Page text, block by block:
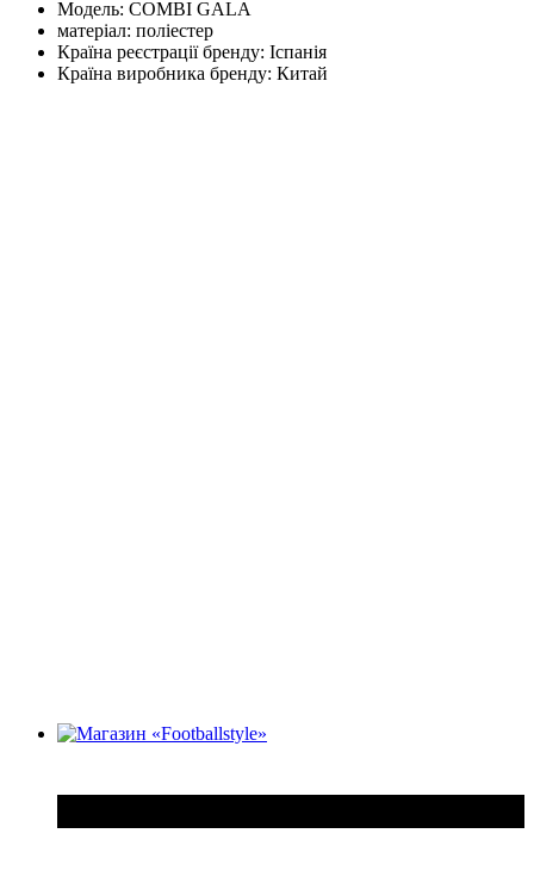
Модель: COMBI GALA
матеріал: поліестер
Країна реєстрації бренду: Іспанія
Країна виробника бренду: Китай